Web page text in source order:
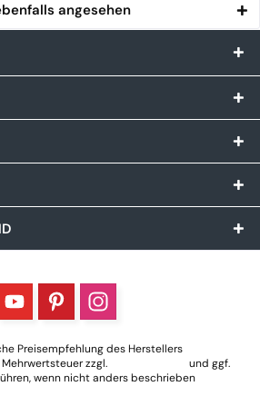
angesehen
Preisempfehlung des Herstellers
zzgl.
und ggf.
wenn nicht anders beschrieben